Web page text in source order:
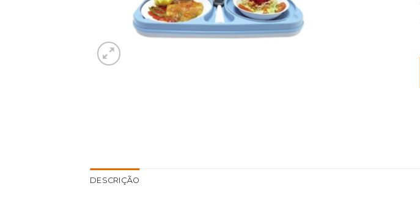
DESCRIÇÃO